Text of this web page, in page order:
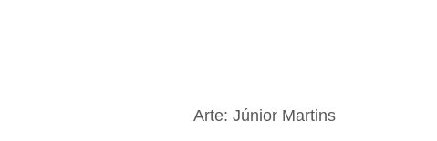
Arte: Júnior Martins